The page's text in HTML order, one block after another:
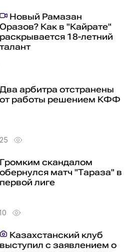
Новый Рамазан
Оразов? Как в "Кайрате"
раскрывается 18-летний
талант
Два арбитра отстранены
от работы решением КФФ
Громким скандалом
обернулся матч "Тараза" в
первой лиге
выступил с заявлением о